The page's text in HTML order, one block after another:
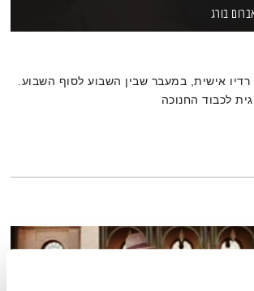
בורג
רדיו אישית, במעבר שבין השבוע לסוף השבוע.
לכבוד החנוכה